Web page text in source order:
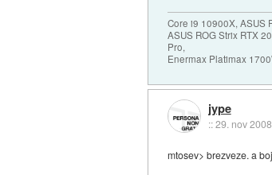
Core i9 10900X, ASUS
ASUS ROG Strix RTX
Pro,
Enermax Platimax
jype
::29. nov
mtosev> brezveze. a